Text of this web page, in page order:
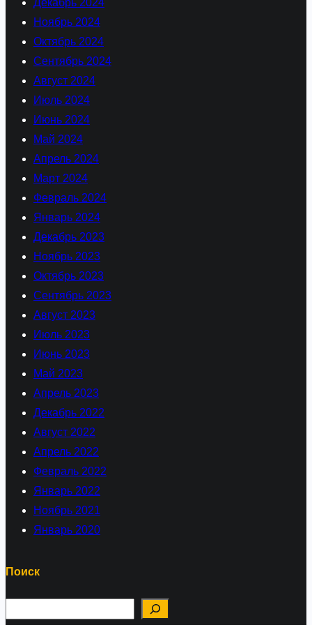
Декабрь 2024
Ноябрь 2024
Октябрь 2024
Сентябрь 2024
Август 2024
Июль 2024
Июнь 2024
Май 2024
Апрель 2024
Март 2024
Февраль 2024
Январь 2024
Декабрь 2023
Ноябрь 2023
Октябрь 2023
Сентябрь 2023
Август 2023
Июль 2023
Июнь 2023
Май 2023
Апрель 2023
Декабрь 2022
Август 2022
Апрель 2022
Февраль 2022
Январь 2022
Ноябрь 2021
Январь 2020
Поиск